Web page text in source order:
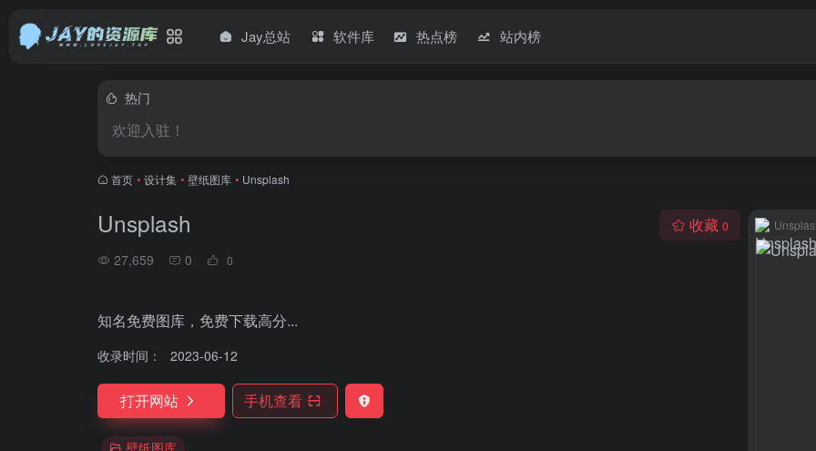
Jay总站 软件库 热点榜 站内榜
热门
欢迎入驻！
首页 • 设计集 • 壁纸图库 • Unsplash
Unsplash
27,659 0 0
收藏 0
知名免费图库，免费下载高分...
收录时间： 2023-06-12
打开网站 手机查看
壁纸图库